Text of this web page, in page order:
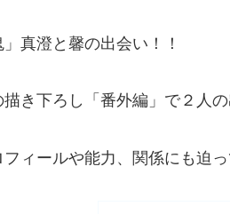
」真澄と馨の出会い！！
き下ろし「番外編」で２人
フィールや能力、関係にも迫